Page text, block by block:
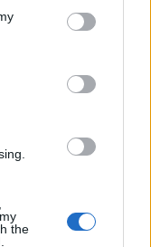
You may click to
party tags to
in below Google
the
να κόψουμε απο το
στο μέλλον,
λειψή παραγγελία,
of low